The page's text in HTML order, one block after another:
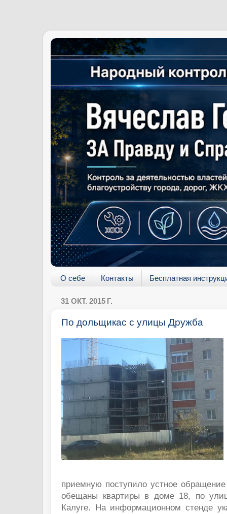
О себе Контакты Бесплатная
31 ОКТ. 2015 Г.
По дольщикас с улицы Дружба
приемную поступило устное
обещаны квартиры в доме 18, по
Калуге. На информационном стенде